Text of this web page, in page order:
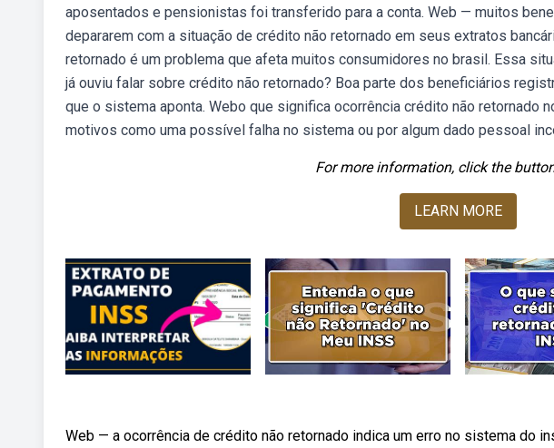
aposentados e pensionistas foi transferido para a conta. Web — muitos
depararem com a situação de crédito não retornado em seus extratos
retornado é um problema que afeta muitos consumidores no brasil. Essa
já ouviu falar sobre crédito não retornado? Boa parte dos beneficiários
que o sistema aponta. Webo que significa ocorrência crédito não retornado
motivos como uma possível falha no sistema ou por algum dado pessoal
For more information, click the
LEARN MORE
Web — a ocorrência de crédito não retornado indica um erro no sistema do